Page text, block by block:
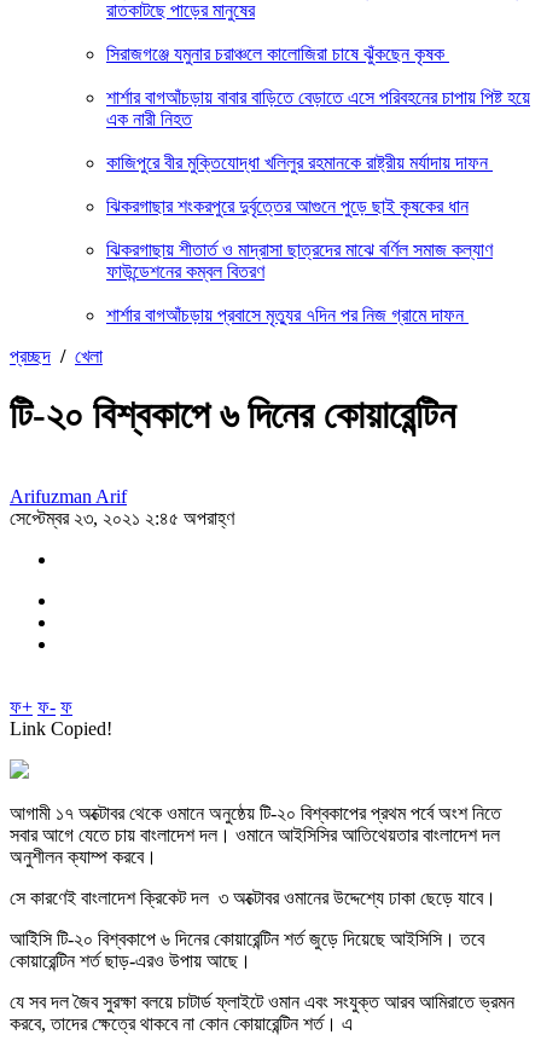
রাতকাটছে পাড়ের মানুষের
সিরাজগঞ্জে যমুনার চরাঞ্চলে কালোজিরা চাষে ঝুঁকছেন কৃষক
শার্শার বাগআঁচড়ায় বাবার বাড়িতে বেড়াতে এসে পরিবহনের চাপায় পিষ্ট হয়ে
এক নারী নিহত
কাজিপুরে বীর মুক্তিযোদ্ধা খলিলুর রহমানকে রাষ্ট্রীয় মর্যাদায় দাফন
ঝিকরগাছার শংকরপুরে দুর্বৃত্তের আগুনে পুড়ে ছাই কৃষকের ধান
ঝিকরগাছায় শীতার্ত ও মাদ্রাসা ছাত্রদের মাঝে বর্ণিল সমাজ কল্যাণ
ফাউন্ডেশনের কম্বল বিতরণ
শার্শার বাগআঁচড়ায় প্রবাসে মৃত্যুর ৭দিন পর নিজ গ্রামে দাফন
প্রচ্ছদ / খেলা
টি-২০ বিশ্বকাপে ৬ দিনের কোয়ারেন্টিন
Arifuzman Arif
সেপ্টেম্বর ২৩, ২০২১ ২:৪৫ অপরাহ্ণ
ফ+ ফ- ফ
Link Copied!
আগামী ১৭ অক্টোবর থেকে ওমানে অনুষ্ঠেয় টি-২০ বিশ্বকাপের প্রথম পর্বে অংশ নিতে
সবার আগে যেতে চায় বাংলাদেশ দল। ওমানে আইসিসির আতিথেয়তার বাংলাদেশ দল
অনুশীলন ক্যাম্প করবে।
সে কারণেই বাংলাদেশ ক্রিকেট দল ৩ অক্টোবর ওমানের উদ্দেশ্যে ঢাকা ছেড়ে যাবে।
আইিসি টি-২০ বিশ্বকাপে ৬ দিনের কোয়ারেন্টিন শর্ত জুড়ে দিয়েছে আইসিসি। তবে
কোয়ারেন্টিন শর্ত ছাড়-এরও উপায় আছে।
যে সব দল জৈব সুরক্ষা বলয়ে চাটার্ড ফ্লাইটে ওমান এবং সংযুক্ত আরব আমিরাতে ভ্রমন
করবে, তাদের ক্ষেত্রে থাকবে না কোন কোয়ারেন্টিন শর্ত। এ